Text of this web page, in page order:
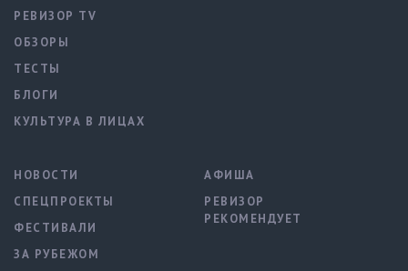
РЕВИЗОР TV
ОБЗОРЫ
ТЕСТЫ
БЛОГИ
КУЛЬТУРА В ЛИЦАХ
НОВОСТИ
СПЕЦПРОЕКТЫ
ФЕСТИВАЛИ
ЗА РУБЕЖОМ
АФИША
РЕВИЗОР
РЕКОМЕНДУЕТ